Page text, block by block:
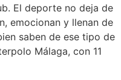
El deporte no deja de
emocionan y llenan de
saben de ese tipo de
Málaga, con 11